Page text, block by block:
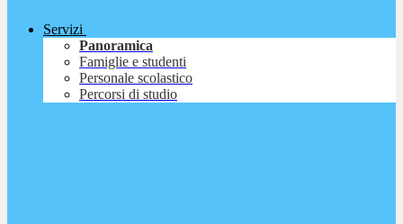
Servizi
Panoramica
Famiglie e studenti
Personale scolastico
Percorsi di studio